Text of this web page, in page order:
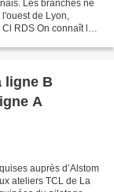
Les branches ne
de Lyon,
RDS On connaît le
ligne B
A
auprès d’Alstom
ateliers TCL de La